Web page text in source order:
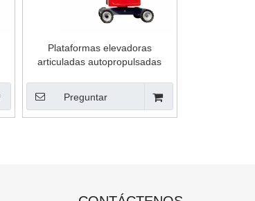
Plataformas elevadoras
articuladas autopropulsadas
Preguntar